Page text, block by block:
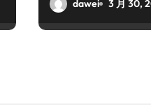
dawei 3 月 30,